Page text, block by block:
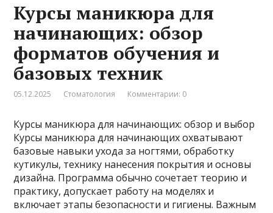
Курсы маникюра для
начинающих: обзор
форматов обучения и
базовых техник
05.12.2025 Стоматология Комментарии: 0
Курсы маникюра для начинающих: обзор и выбор
Курсы маникюра для начинающих охватывают
базовые навыки ухода за ногтями, обработку
кутикулы, технику нанесения покрытия и основы
дизайна. Программа обычно сочетает теорию и
практику, допускает работу на моделях и
включает этапы безопасности и гигиены. Важным